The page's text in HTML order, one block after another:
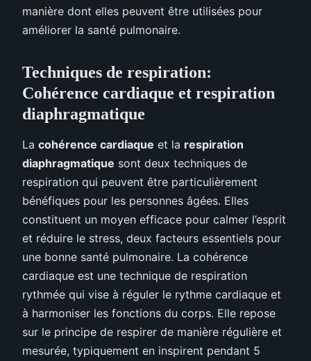
manière dont elles peuvent être utilisées pour
améliorer la santé pulmonaire.
Techniques de respiration:
Cohérence cardiaque et respiration
diaphragmatique
La cohérence cardiaque et la respiration
diaphragmatique sont deux techniques de
respiration qui peuvent être particulièrement
bénéfiques pour les personnes âgées. Elles
constituent un moyen efficace pour calmer l’esprit
et réduire le stress, deux facteurs essentiels pour
une bonne santé pulmonaire. La cohérence
cardiaque est une technique de respiration
rythmée qui vise à réguler le rythme cardiaque et
à harmoniser les fonctions du corps. Elle repose
sur le principe de respirer de manière régulière et
mesurée, typiquement en inspirent pendant 5